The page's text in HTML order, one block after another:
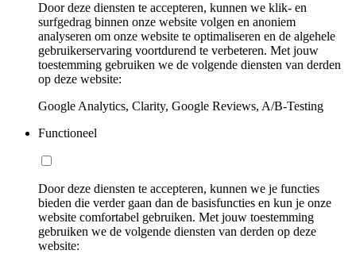
Door deze diensten te accepteren, kunnen we klik- en
surfgedrag binnen onze website volgen en anoniem
analyseren om onze website te optimaliseren en de algehele
gebruikerservaring voortdurend te verbeteren. Met jouw
toestemming gebruiken we de volgende diensten van derden
op deze website:
Google Analytics, Clarity, Google Reviews, A/B-Testing
Functioneel
Door deze diensten te accepteren, kunnen we je functies
bieden die verder gaan dan de basisfuncties en kun je onze
website comfortabel gebruiken. Met jouw toestemming
gebruiken we de volgende diensten van derden op deze
website: